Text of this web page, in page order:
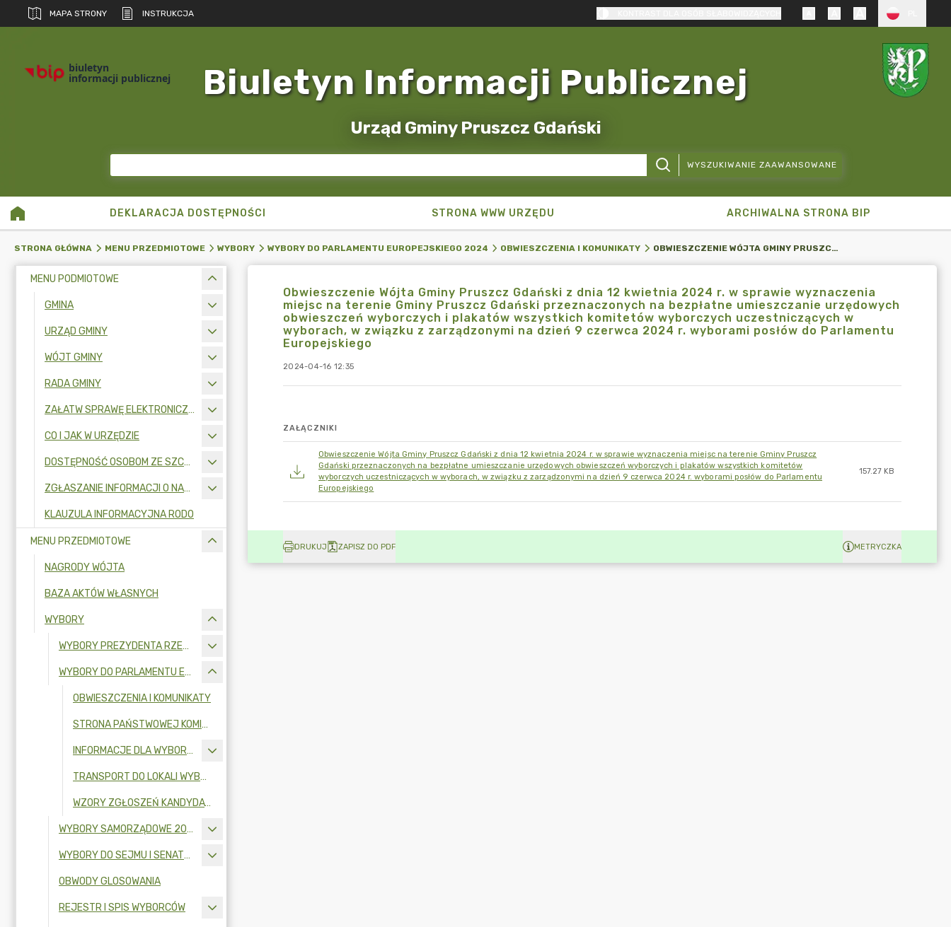
MAPA STRONY INSTRUKCJA
biuletyn
informacji publicznej Biuletyn Informacji Publicznej
Urząd Gminy Pruszcz Gdański
WYSZUKIWANIE ZAAWANSOWANE
DEKLARACJA DOSTĘPNOŚCI STRONA WWW URZĘDU ARCHIWALNA STRONA BIP
STRONA GŁÓWNA MENU PRZEDMIOTOWE WYBORY WYBORY DO PARLAMENTU EUROPEJSKIEGO 2024 OBWIESZCZENIA I KOMUNIKATY OBWIESZCZENIE WÓJTA GMINY PRUSZCZ GDAŃSKI Z DNIA 12 KWIETNIA 2024 R. W SPRAWIE WYZNACZENIA MIEJSC NA TERENIE GMINY PRUSZCZ GDAŃSKI PRZEZNACZONYCH NA BEZPŁATNE UMIESZCZANIE URZĘDOWYCH OBWIESZCZEŃ WYBORCZYCH I PLAKATÓW WSZYSTKICH KOMITETÓW WYBORCZYCH UCZESTNICZĄCYCH W WYBORACH, W ZWIĄZKU Z ZARZĄDZONYMI NA DZIEŃ 9 CZERWCA 2024 R. WYBORAMI POSŁÓW DO PARLAMENTU EUROPEJSKIEGO
MENU PODMIOTOWE
GMINA
URZĄD GMINY
WÓJT GMINY
RADA GMINY
ZAŁATW SPRAWĘ ELEKTRONICZNIE
CO I JAK W URZĘDZIE
DOSTĘPNOŚĆ OSOBOM ZE SZCZEGÓLNYMI POTRZEBAMI
ZGŁASZANIE INFORMACJI O NARUSZENIU PRAWA I OCHRONA SYGNALISTÓW
KLAUZULA INFORMACYJNA RODO
MENU PRZEDMIOTOWE
NAGRODY WÓJTA
BAZA AKTÓW WŁASNYCH
WYBORY
WYBORY PREZYDENTA RZECZYPOSPOLITEJ POLSKIEJ 2025
WYBORY DO PARLAMENTU EUROPEJSKIEGO 2024
OBWIESZCZENIA I KOMUNIKATY
STRONA PAŃSTWOWEJ KOMISJI WYBORCZEJ
INFORMACJE DLA WYBORCÓW NIEPEŁNOSPRAWNYCH
TRANSPORT DO LOKALI WYBORCZYCH
WZORY ZGŁOSZEŃ KANDYDATÓW DO OBWODOWYCH KOMISJI WYBORCZYCH W WYBORACH DO PARLAMENTU EUROPEJSKIEGO ZARZĄDZONYCH NA DZIEŃ 9 CZERWCA 2024 R.
WYBORY SAMORZĄDOWE 2024
WYBORY DO SEJMU I SENATU RZECZYPOSPOLITEJ POLSKIEJ 2023 R.
OBWODY GLOSOWANIA
REJESTR I SPIS WYBORCÓW
Obwieszczenie Wójta Gminy Pruszcz Gdański z dnia 12 kwietnia 2024 r. w sprawie wyznaczenia
miejsc na terenie Gminy Pruszcz Gdański przeznaczonych na bezpłatne umieszczanie urzędowych
obwieszczeń wyborczych i plakatów wszystkich komitetów wyborczych uczestniczących w
wyborach, w związku z zarządzonymi na dzień 9 czerwca 2024 r. wyborami posłów do Parlamentu
Europejskiego
2024-04-16 12:35
ZAŁĄCZNIKI
Obwieszczenie Wójta Gminy Pruszcz Gdański z dnia 12 kwietnia 2024 r. w sprawie wyznaczenia miejsc na terenie Gminy Pruszcz
Gdański przeznaczonych na bezpłatne umieszczanie urzędowych obwieszczeń wyborczych i plakatów wszystkich komitetów
wyborczych uczestniczących w wyborach, w związku z zarządzonymi na dzień 9 czerwca 2024 r. wyborami posłów do Parlamentu
Europejskiego
157.27 KB
DRUKUJ ZAPISZ DO PDF METRYCZKA